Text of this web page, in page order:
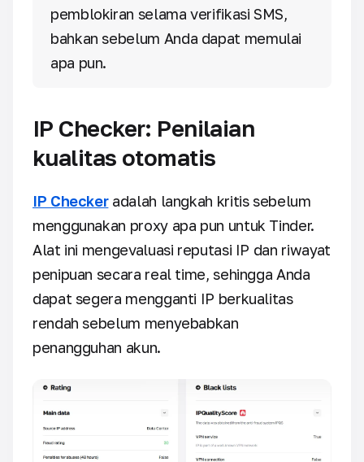
pemblokiran selama verifikasi SMS,
bahkan sebelum Anda dapat memulai
apa pun.
IP Checker: Penilaian
kualitas otomatis
IP Checkeradalah langkah kritis sebelum
menggunakan proxy apa pun untuk Tinder.
Alat ini mengevaluasi reputasi IP dan riwayat
penipuan secara real time, sehingga Anda
dapat segera mengganti IP berkualitas
rendah sebelum menyebabkan
penangguhan akun.